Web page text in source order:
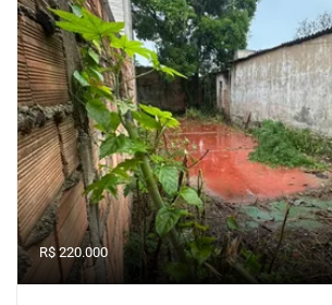
R$ 220.000